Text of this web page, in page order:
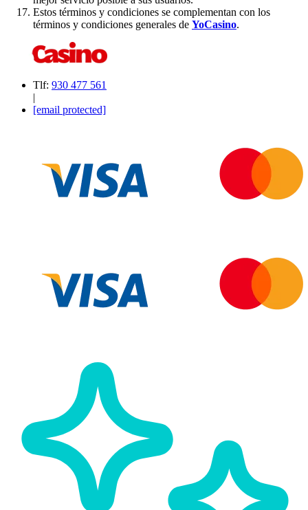
Estos términos y condiciones se complementan con los
términos y condiciones generales de YoCasino.
Tlf: 930 477 561
|
[email protected]